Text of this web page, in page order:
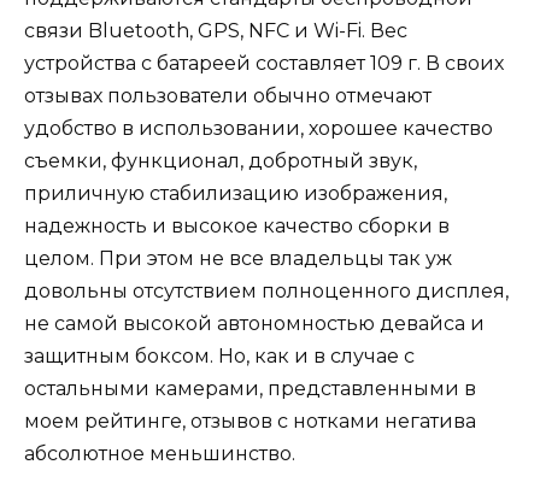
связи Bluetooth, GPS, NFC и Wi-Fi. Вес
устройства с батареей составляет 109 г. В своих
отзывах пользователи обычно отмечают
удобство в использовании, хорошее качество
съемки, функционал, добротный звук,
приличную стабилизацию изображения,
надежность и высокое качество сборки в
целом. При этом не все владельцы так уж
довольны отсутствием полноценного дисплея,
не самой высокой автономностью девайса и
защитным боксом. Но, как и в случае с
остальными камерами, представленными в
моем рейтинге, отзывов с нотками негатива
абсолютное меньшинство.